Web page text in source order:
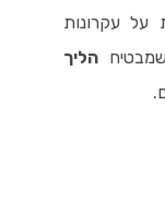
עקרונות
שמבטיחהליך